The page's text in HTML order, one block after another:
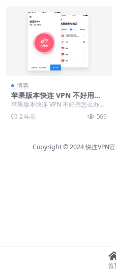
博客
苹果版本快连 VPN 不好用怎
么办？
苹果版本快连 VPN 不好用怎么办？
苹果用户必看！快连 VPN 使用问题
解决方...
2 年前 569
Copyright © 2024快连VPN
首